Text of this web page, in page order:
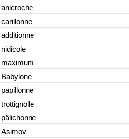
anicroche
carillonne
additionne
nidicole
maximum
Babylone
papillonne
trottignolle
pâlichonne
Asimov